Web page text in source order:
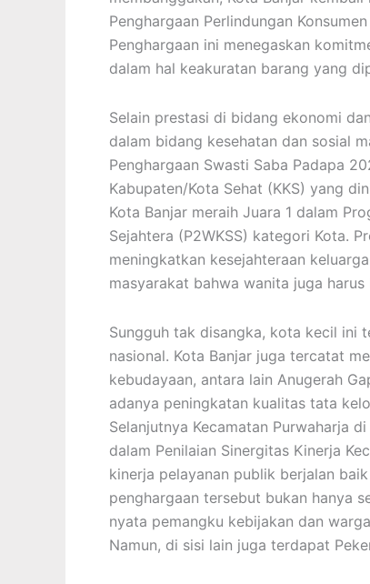
Penghargaan Perlindungan
Penghargaan ini menegaskan
dalam hal keakuratan barang yang
Selain prestasi di bidang ekonomi
dalam bidang kesehatan dan sosial
Penghargaan Swasti Saba Padapa
Kabupaten/Kota Sehat (KKS) yang
Kota Banjar meraih Juara 1 dalam
Sejahtera (P2WKSS) kategori Kota.
meningkatkan kesejahteraan
masyarakat bahwa wanita juga
Sungguh tak disangka, kota kecil ini
nasional. Kota Banjar juga tercatat
kebudayaan, antara lain Anugerah
adanya peningkatan kualitas tata
Selanjutnya Kecamatan Purwaharja
dalam Penilaian Sinergitas Kinerja
kinerja pelayanan publik berjalan
penghargaan tersebut bukan hanya
nyata pemangku kebijakan dan
Namun, di sisi lain juga terdapat